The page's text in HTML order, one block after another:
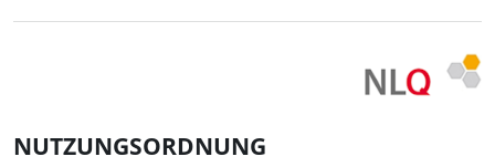
NUTZUNGSORDNUNG